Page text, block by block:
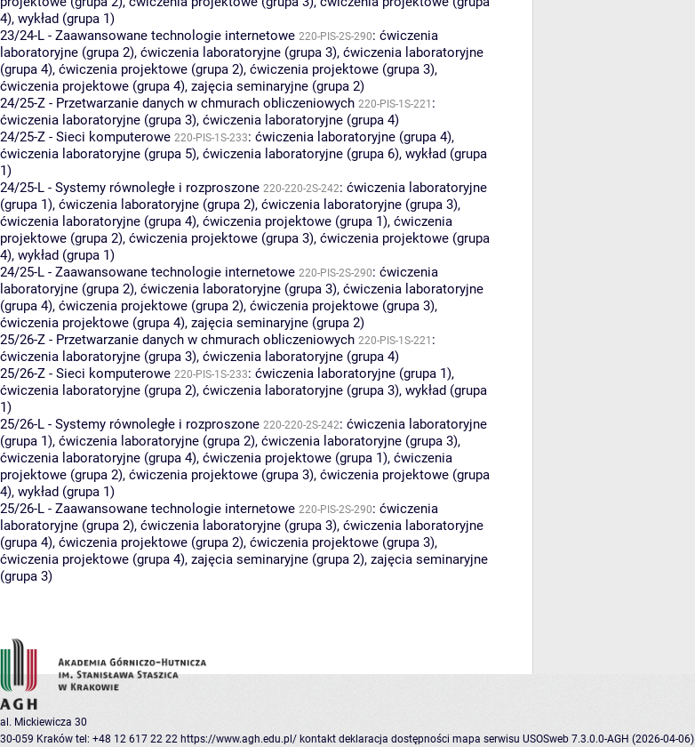
4), wykład (grupa 1)
23/24-L - Zaawansowane technologie internetowe 220-PIS-2S-290: ćwiczenia
laboratoryjne (grupa 2), ćwiczenia laboratoryjne (grupa 3), ćwiczenia laboratoryjne
(grupa 4), ćwiczenia projektowe (grupa 2), ćwiczenia projektowe (grupa 3),
ćwiczenia projektowe (grupa 4), zajęcia seminaryjne (grupa 2)
24/25-Z - Przetwarzanie danych w chmurach obliczeniowych 220-PIS-1S-221 :
ćwiczenia laboratoryjne (grupa 3), ćwiczenia laboratoryjne (grupa 4)
24/25-Z - Sieci komputerowe 220-PIS-1S-233: ćwiczenia laboratoryjne (grupa 4),
ćwiczenia laboratoryjne (grupa 5), ćwiczenia laboratoryjne (grupa 6), wykład (grupa
1)
24/25-L - Systemy równoległe i rozproszone 220-220-2S-242: ćwiczenia laboratoryjne
(grupa 1), ćwiczenia laboratoryjne (grupa 2), ćwiczenia laboratoryjne (grupa 3),
ćwiczenia laboratoryjne (grupa 4), ćwiczenia projektowe (grupa 1), ćwiczenia
projektowe (grupa 2), ćwiczenia projektowe (grupa 3), ćwiczenia projektowe (grupa
4), wykład (grupa 1)
24/25-L - Zaawansowane technologie internetowe 220-PIS-2S-290: ćwiczenia
laboratoryjne (grupa 2), ćwiczenia laboratoryjne (grupa 3), ćwiczenia laboratoryjne
(grupa 4), ćwiczenia projektowe (grupa 2), ćwiczenia projektowe (grupa 3),
ćwiczenia projektowe (grupa 4), zajęcia seminaryjne (grupa 2)
25/26-Z - Przetwarzanie danych w chmurach obliczeniowych 220-PIS-1S-221 :
ćwiczenia laboratoryjne (grupa 3), ćwiczenia laboratoryjne (grupa 4)
25/26-Z - Sieci komputerowe 220-PIS-1S-233: ćwiczenia laboratoryjne (grupa 1),
ćwiczenia laboratoryjne (grupa 2), ćwiczenia laboratoryjne (grupa 3), wykład (grupa
1)
25/26-L - Systemy równoległe i rozproszone 220-220-2S-242: ćwiczenia laboratoryjne
(grupa 1), ćwiczenia laboratoryjne (grupa 2), ćwiczenia laboratoryjne (grupa 3),
ćwiczenia laboratoryjne (grupa 4), ćwiczenia projektowe (grupa 1), ćwiczenia
projektowe (grupa 2), ćwiczenia projektowe (grupa 3), ćwiczenia projektowe (grupa
4), wykład (grupa 1)
25/26-L - Zaawansowane technologie internetowe 220-PIS-2S-290: ćwiczenia
laboratoryjne (grupa 2), ćwiczenia laboratoryjne (grupa 3), ćwiczenia laboratoryjne
(grupa 4), ćwiczenia projektowe (grupa 2), ćwiczenia projektowe (grupa 3),
ćwiczenia projektowe (grupa 4), zajęcia seminaryjne (grupa 2), zajęcia seminaryjne
(grupa 3)
al. Mickiewicza 30
30-059 Kraków tel: +48 12 617 22 22 https://www.agh.edu.pl/ kontakt deklaracja dostępności mapa serwisu USOSweb 7.3.0.0-AGH (2026-04-06)